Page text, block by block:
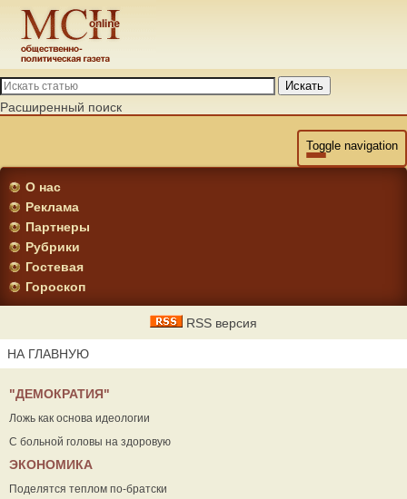
Искать
Расширенный поиск
Toggle navigation
О нас
Реклама
Партнеры
Рубрики
Гостевая
Гороскоп
RSS версия
НА ГЛАВНУЮ
"ДЕМОКРАТИЯ"
Ложь как основа идеологии
С больной головы на здоровую
ЭКОНОМИКА
Поделятся теплом по-братски